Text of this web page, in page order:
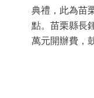
典禮，此為苗
點。苗栗縣長
萬元開辦費，